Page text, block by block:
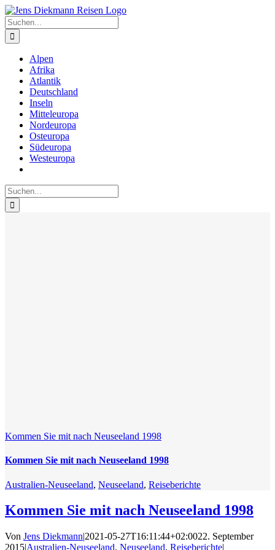
Zum
Inhalt
springen
Suche
nach:
Alpen
Afrika
Atlantik
Deutschland
Inseln
Mitteleuropa
Nordeuropa
Osteuropa
Südeuropa
Westeuropa
Suche
nach:
Kommen Sie mit nach Neuseeland 1998
Kommen Sie mit nach Neuseeland 1998
Australien-Neuseeland, Neuseeland, Reiseberichte
Kommen Sie mit nach Neuseeland 1998
Von Jens Diekmann|2021-05-27T16:11:44+02:0022. September
2015|Australien-Neuseeland, Neuseeland, Reiseberichte|